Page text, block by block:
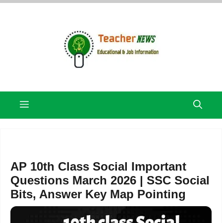
Skip
Menu
AP 10th Class Social Important
Questions March 2026 | SSC Social
Bits, Answer Key Map Pointing